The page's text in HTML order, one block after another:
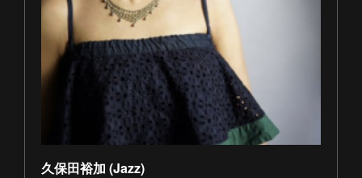
久保田裕加 (Jazz)